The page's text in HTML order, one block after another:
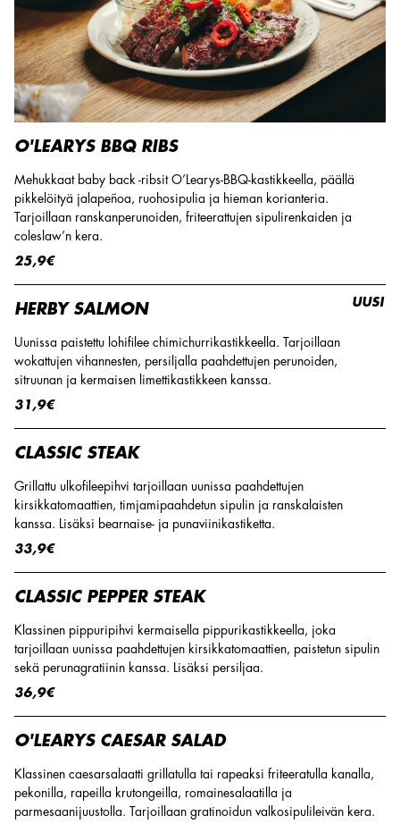
O'LEARYS BBQ RIBS
Mehukkaat baby back -ribsit O’Learys-BBQ-kastikkeella, päällä
pikkelöityä jalapeñoa, ruohosipulia ja hieman korianteria.
Tarjoillaan ranskanperunoiden, friteerattujen sipulirenkaiden ja
coleslaw’n kera.
25,9€
HERBY SALMON
Uunissa paistettu lohifilee chimichurrikastikkeella. Tarjoillaan
wokattujen vihannesten, persiljalla paahdettujen perunoiden,
sitruunan ja kermaisen limettikastikkeen kanssa.
31,9€
UUSI
CLASSIC STEAK
Grillattu ulkofileepihvi tarjoillaan uunissa paahdettujen
kirsikkatomaattien, timjamipaahdetun sipulin ja ranskalaisten
kanssa. Lisäksi bearnaise- ja punaviinikastiketta.
33,9€
CLASSIC PEPPER STEAK
Klassinen pippuripihvi kermaisella pippurikastikkeella, joka
tarjoillaan uunissa paahdettujen kirsikkatomaattien, paistetun sipulin
sekä perunagratiinin kanssa. Lisäksi persiljaa.
36,9€
O'LEARYS CAESAR SALAD
Klassinen caesarsalaatti grillatulla tai rapeaksi friteeratulla kanalla,
pekonilla, rapeilla krutongeilla, romainesalaatilla ja
parmesaanijuustolla. Tarjoillaan gratinoidun valkosipulileivän kera.